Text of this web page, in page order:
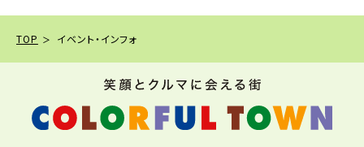
TOP イベント・インフォ